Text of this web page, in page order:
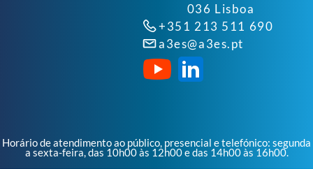
036 Lisboa
+351 213 511 690
a3es@a3es.pt
Horário de atendimento ao público, presencial e telefónico: segunda
a sexta-feira, das 10h00 às 12h00 e das 14h00 às 16h00.